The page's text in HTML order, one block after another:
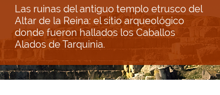
Las ruinas del antiguo templo etrusco del
Altar de la Reina: el sitio arqueológico
donde fueron hallados los Caballos
Alados de Tarquinia.